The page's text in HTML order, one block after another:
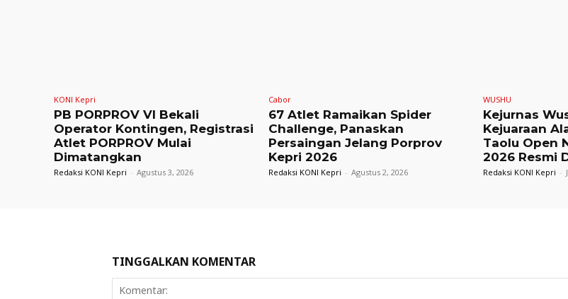
KONI Kepri
PB PORPROV VI Bekali
Operator Kontingen, Registrasi
Atlet PORPROV Mulai
Dimatangkan
Redaksi KONI Kepri - Agustus 3, 2026
Cabor
67 Atlet Ramaikan Spider
Challenge, Panaskan
Persaingan Jelang Porprov
Kepri 2026
Redaksi KONI Kepri - Agustus 2, 2026
WUSHU
Kejurnas
Kejuaraan
Taolu Open
2026 Resmi
Redaksi KONI Kepri -
TINGGALKAN KOMENTAR